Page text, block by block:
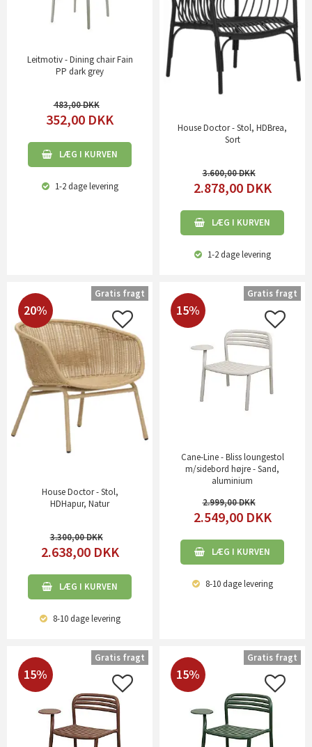
Leitmotiv - Dining chair Fain
PP dark grey
483,00
352,00 DKK
LÆG I KURVEN
1-2 dagelevering
House Doctor - Stol, HDBrea,
Sort
3.600,00
2.878,00 DKK
LÆG I KURVEN
1-2 dagelevering
20%
House Doctor - Stol,
HDHapur, Natur
3.300,00
2.638,00 DKK
LÆG I KURVEN
8-10 dagelevering
Gratis fragt
15%
Cane-Line - Bliss loungestol
m/sidebord højre - Sand,
aluminium
2.999,00
2.549,00 DKK
LÆG I KURVEN
8-10 dagelevering
Gratis fragt
15%
Gratis fragt
15%
Gratis fragt